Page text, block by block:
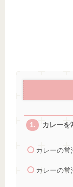
カレーを
カレーの常
カレーの常